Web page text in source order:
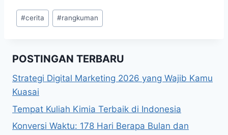
Post
Tags:
#cerita #rangkuman
POSTINGAN TERBARU
Strategi Digital Marketing 2026 yang Wajib Kamu
Kuasai
Tempat Kuliah Kimia Terbaik di Indonesia
Konversi Waktu: 178 Hari Berapa Bulan dan